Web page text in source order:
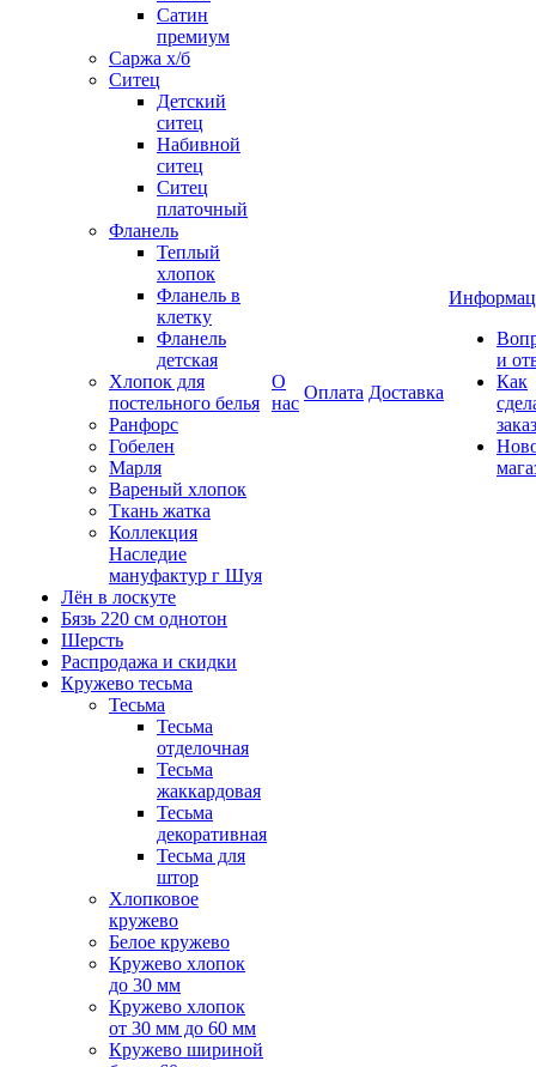
Сатин
премиум
Саржа х/б
Ситец
Детский
ситец
Набивной
ситец
Ситец
платочный
Фланель
Теплый
хлопок
Фланель в
клетку
Фланель
детская
Хлопок для
постельного белья
Ранфорс
Гобелен
Марля
Вареный хлопок
Ткань жатка
Коллекция
Наследие
мануфактур г Шуя
Лён в лоскуте
Бязь 220 см однотон
Шерсть
Распродажа и скидки
Кружево тесьма
Тесьма
Тесьма
отделочная
Тесьма
жаккардовая
Тесьма
декоративная
Тесьма для
штор
Хлопковое
кружево
Белое кружево
Кружево хлопок
до 30 мм
Кружево хлопок
от 30 мм до 60 мм
Кружево шириной
О
нас
Оплата Доставка
и
Как
заказ